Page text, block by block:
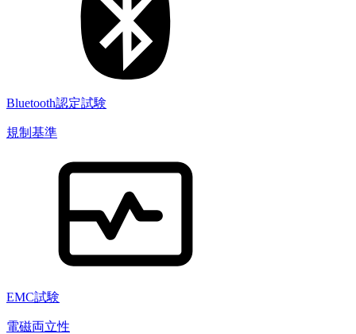
Bluetooth認定試験
規制基準
EMC試験
電磁両立性